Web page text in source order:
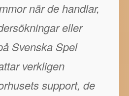
när de handlar,
eller
Svenska Spel
verkligen
support, de